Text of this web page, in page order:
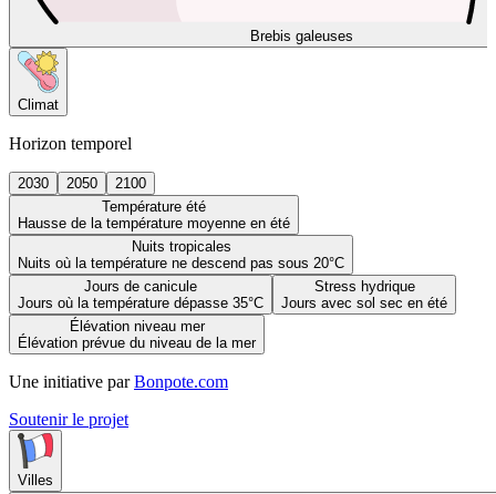
Brebis galeuses
Climat
Horizon temporel
2030 2050
2100
Température été
Hausse de la température moyenne en été
Nuits tropicales
Nuits où la température ne descend pas sous 20°C
Jours de canicule
Jours où la température dépasse 35°C
Stress hydrique
Jours avec sol sec en été
Élévation niveau mer
Élévation prévue du niveau de la mer
Une initiative par Bonpote.com
Soutenir le projet
Villes